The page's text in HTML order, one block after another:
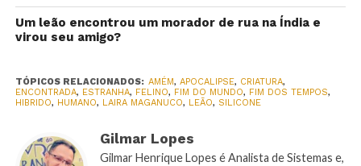
Um leão encontrou um morador de rua na Índia e
virou seu amigo?
TÓPICOS RELACIONADOS: AMÉM, APOCALIPSE, CRIATURA,
ENCONTRADA, ESTRANHA, FELINO, FIM DO MUNDO, FIM DOS TEMPOS,
HIBRIDO, HUMANO, LAIRA MAGANUCO, LEÃO, SILICONE
Gilmar Lopes
Gilmar Henrique Lopes é Analista de Sistemas e,